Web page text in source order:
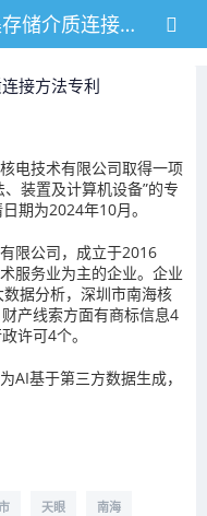
南海核电取得传感器与采集存储介质连接方法专利
接方法专利
电技术有限公司取得一项
装置及计算机设备”的专
期为2024年10月。
限公司，成立于2016
服务业为主的企业。企业
据分析，深圳市南海核
产线索方面有商标信息4
许可4个。
AI基于第三方数据生成，
天眼 南海